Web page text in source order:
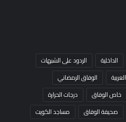
الداخلية
الردود على الشبهات
الوفاق الرمضاني
خاص الوفاق
درجات الحرارة
صحيفة الوفاق
مساجد الكويت